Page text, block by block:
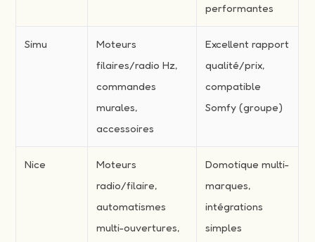
performantes
Simu
Moteurs
filaires/radio Hz,
commandes
murales,
accessoires
Excellent rapport
qualité/prix,
compatible
Somfy (groupe)
Nice
Moteurs
radio/filaire,
automatismes
multi-ouvertures,
Domotique multi-
marques,
intégrations
simples